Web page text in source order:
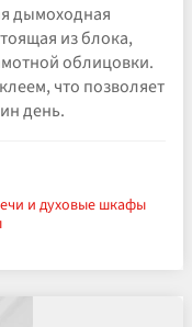
дымоходная
из блока,
облицовки.
что позволяет
день.
и духовые шкафы